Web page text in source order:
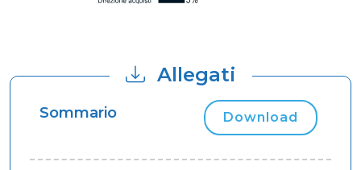
Allegati
Sommario Download